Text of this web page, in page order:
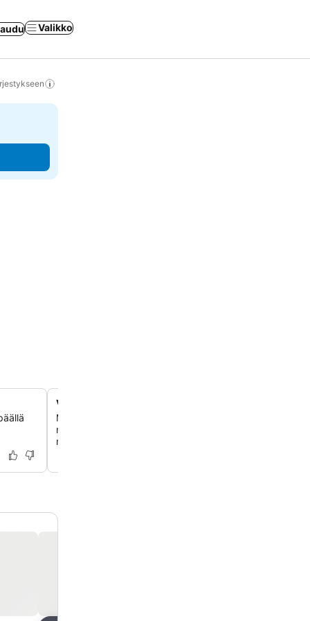
Valikko
Vanhan kaupungin portilla
Majoitu Riian UNESCO-listatun vanhan kaupungin
minuutin kävelymatkan päässä Latvian
metrin päässä kansainväliseltä linja-autoasemalta.